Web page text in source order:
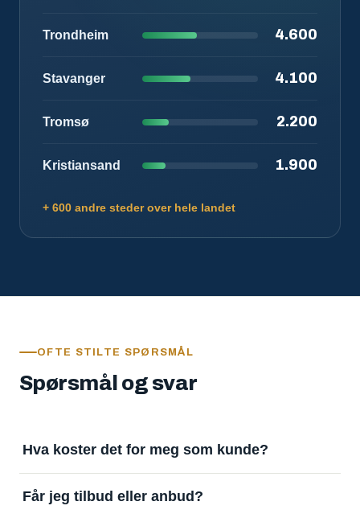
Trondheim 4.600
Stavanger 4.100
Tromsø 2.200
Kristiansand 1.900
+ 600 andre steder over hele landet
OFTE STILTE SPØRSMÅL
Spørsmål og svar
Hva koster det for meg som kunde?
å motta svar. Tjenesten finansieres av
Får jeg tilbud eller anbud?